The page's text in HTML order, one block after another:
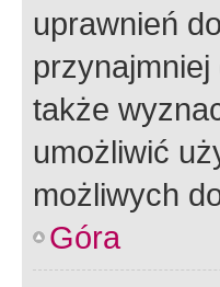
uprawnień
także
umożliwić
możliwych
Góra